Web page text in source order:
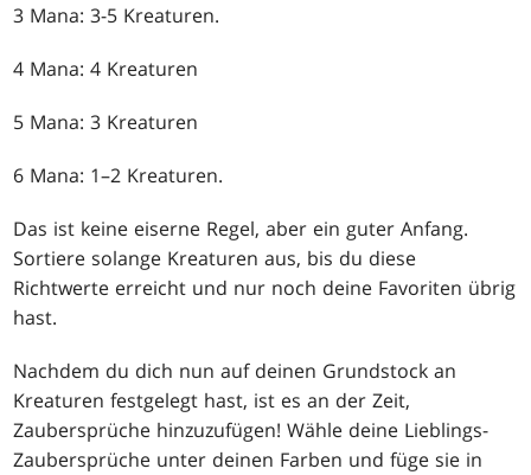
3 Mana: 3-5 Kreaturen.
4 Mana: 4 Kreaturen
5 Mana: 3 Kreaturen
6 Mana: 1–2 Kreaturen.
Das ist keine eiserne Regel, aber ein guter Anfang.
Sortiere solange Kreaturen aus, bis du diese
Richtwerte erreicht und nur noch deine Favoriten übrig
hast.
Nachdem du dich nun auf deinen Grundstock an
Kreaturen festgelegt hast, ist es an der Zeit,
Zaubersprüche hinzuzufügen! Wähle deine Lieblings-
Zaubersprüche unter deinen Farben und füge sie in